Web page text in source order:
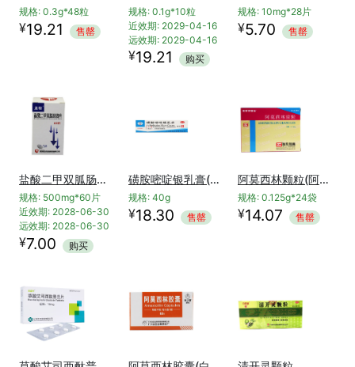
规格: 0.3g*48粒
¥19.21 售罄
规格: 0.1g*10粒
近效期: 2029-04-16
远效期: 2029-04-16
¥19.21 购买
规格: 10mg*28片
¥5.70 售罄
盐酸二甲双胍肠溶片(圣特)
规格: 500mg*60片
近效期: 2028-06-30
远效期: 2028-06-30
¥7.00 购买
磺胺嘧啶银乳膏(恒健)
规格: 40g
¥18.30 售罄
阿莫西林颗粒(阿莫仙)
规格: 0.125g*24袋
¥14.07 售罄